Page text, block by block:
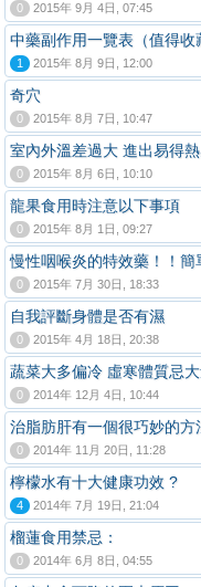
0 2015年 9月 4日, 07:45
中藥副作用一覽表（值得收
1 2015年 8月 9日, 12:00
奇穴
0 2015年 8月 7日, 10:47
室內外溫差過大 進出易得
0 2015年 8月 6日, 10:10
龍果食用時注意以下事項
0 2015年 8月 1日, 09:27
慢性咽喉炎的特效藥！！簡
0 2015年 7月 30日, 18:33
自我評斷身體是否有濕
0 2015年 4月 18日, 20:38
蔬菜大多偏冷 虛寒體質忌
0 2014年 12月 4日, 10:44
治脂肪肝有一個很巧妙的方
0 2014年 11月 20日, 11:28
檸檬水有十大健康功效 ?
4 2014年 7月 19日, 21:04
榴蓮食用禁忌：
0 2014年 6月 8日, 04:55